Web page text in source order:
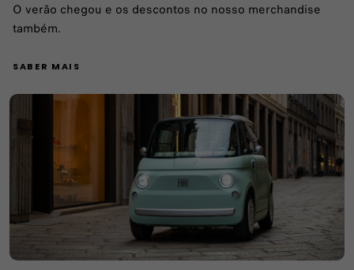
O verão chegou e os descontos no nosso merchandise
também.
SABER MAIS